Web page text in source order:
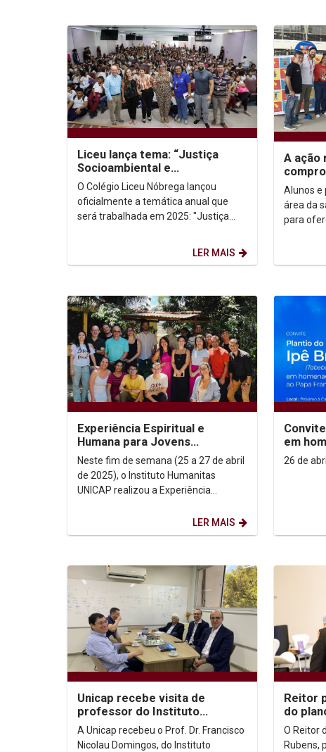
Liceu lança tema: “Justiça
Socioambiental e
Desenvolvimento Sustentável”
O Colégio Liceu Nóbrega lançou
oficialmente a temática anual que
será trabalhada em 2025: "Justiça
LER MAIS
A ação
Alunos e
área da
para
Experiência Espiritual e
Humana para Jovens
Universitários
Neste fim de semana (25 a 27 de abril
de 2025), o Instituto Humanitas
UNICAP realizou a Experiência
LER MAIS
em
Unicap recebe visita de
professor do Instituto
Superior de Contabilidade e
Administração de Lisboa
A Unicap recebeu o Prof. Dr. Francisco
Nicolau Domingos, do Instituto
Reitor
do
para o
O Reitor
Rubens,